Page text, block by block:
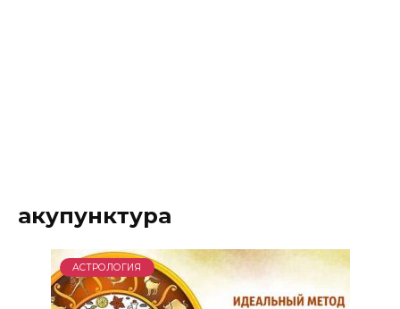
акупунктура
АСТРОЛОГИЯ